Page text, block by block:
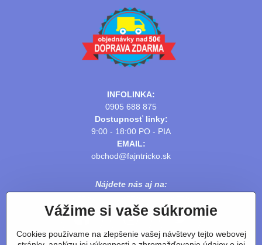
INFOLINKA:
0905 688 875
Dostupnosť linky:
9:00 - 18:00 PO - PIA
EMAIL:
obchod@fajntricko.sk
Nájdete nás aj na:
Vážime si vaše súkromie
Cookies používame na zlepšenie vašej návštevy tejto webovej